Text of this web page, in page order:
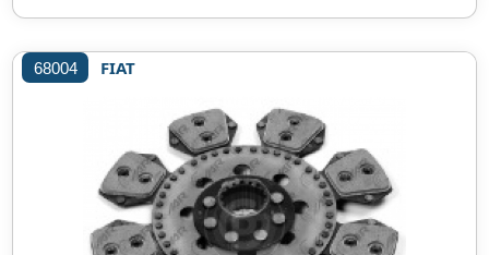
68004 FIAT